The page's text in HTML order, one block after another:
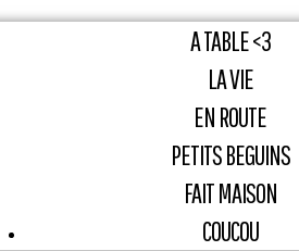
A TABLE <3
LA VIE
EN ROUTE
PETITS BEGUINS
FAIT MAISON
COUCOU